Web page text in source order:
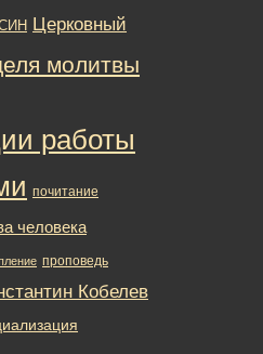
Церковный
молитвы
работы
почитание
человека
проповедь
Кобелев